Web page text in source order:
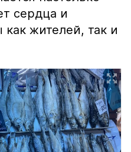
сердца и
жителей, так и